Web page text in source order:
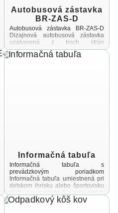
Autobusová zástavka
BR-ZAS-D
Autobusová zástavka BR-ZAS-D
Dizajnová autobusová zástavka
uzatvorená z troch strán
Konštrukcia je vyrobená zo
zinkovanej a práškovanej ocele,
Informačná tabuľa
Informačná tabuľa s
prevádzkovým poriadkom
Informačná tabuľa umiestnená pri
detskom ihrisku alebo športovisku
slúži na poskytnutie potrebných
informácií návštevníkom týchto
priestorov Cieľom tejto